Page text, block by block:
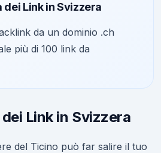
dei Link in Svizzera
da un dominio .ch
più di 100 link da
Link in Svizzera
del Ticino può far salire il tuo